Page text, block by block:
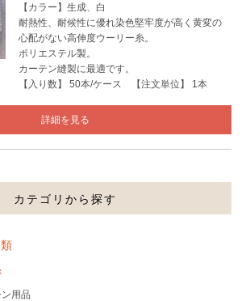
カテゴリから探す
用品
【カラー】生成、白
耐熱性、耐候性に優れ染色堅牢度が高く黄変の
心配がない高伸度ウーリー糸。
ポリエステル製。
カーテン縫製に最適です。
【入り数】 50本/ケース 【注文単位】 1本
詳細を見る